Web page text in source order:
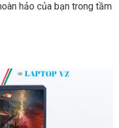
hảo của bạn trong tầm